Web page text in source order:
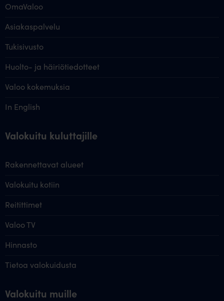
OmaValoo
Asiakaspalvelu
Tukisivusto
Huolto- ja häiriötiedotteet
Valoo kokemuksia
In English
Valokuitu kuluttajille
Rakennettavat alueet
Valokuitu kotiin
Reitittimet
Valoo TV
Hinnasto
Tietoa valokuidusta
Valokuitu muille